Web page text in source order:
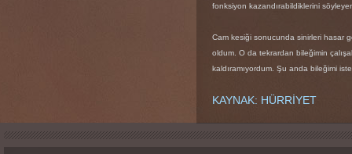
fonksiyon kazandırabildiklerini
Cam kesiği sonucunda sinirleri hasar
oldum. O da tekrardan bileğimin
kaldıramıyordum. Şu anda bileğimi
KAYNAK: HÜRRİYET